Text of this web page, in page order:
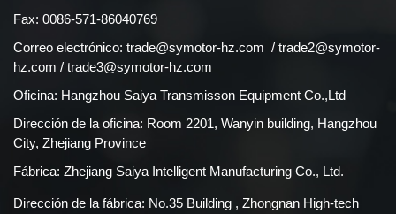
Fax: 0086-571-86040769
Correo electrónico: trade@symotor-hz.com / trade2@symotor-
hz.com / trade3@symotor-hz.com
Oficina: Hangzhou Saiya Transmisson Equipment Co.,Ltd
Dirección de la oficina: Room 2201, Wanyin building, Hangzhou
City, Zhejiang Province
Fábrica: Zhejiang Saiya Intelligent Manufacturing Co., Ltd.
Dirección de la fábrica: No.35 Building , Zhongnan High-tech